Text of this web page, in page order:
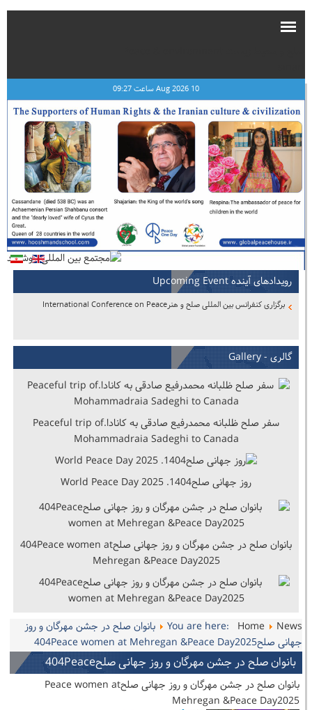
10 Aug 2026 ساعت 09:27
رویدادهای آینده Upcoming Event
برگزاری کنفرانس بین المللی صلح و هنرInternational Conference on Peace
گالری - Gallery
سفر صلح ظلبانه محمدرفیع صادقی به کانادا.Peaceful trip of
Mohammadraia Sadeghi to Canada
روز جهانی صلح1404. World Peace Day 2025
بانوان صلح در جشن مهرگان و روز جهانی صلح404Peace women at
Mehregan &Peace Day2025
You are here: Home News
بانوان صلح در جشن مهرگان و روز
جهانی صلح404Peace women at Mehregan &Peace Day2025
بانوان صلح در جشن مهرگان و روز جهانی صلح404Peace
women at Mehregan &Peace Day2025بانوان صلح در جشن مهرگان و روز جهانی صلحPeace women at
Mehregan &Peace Day2025